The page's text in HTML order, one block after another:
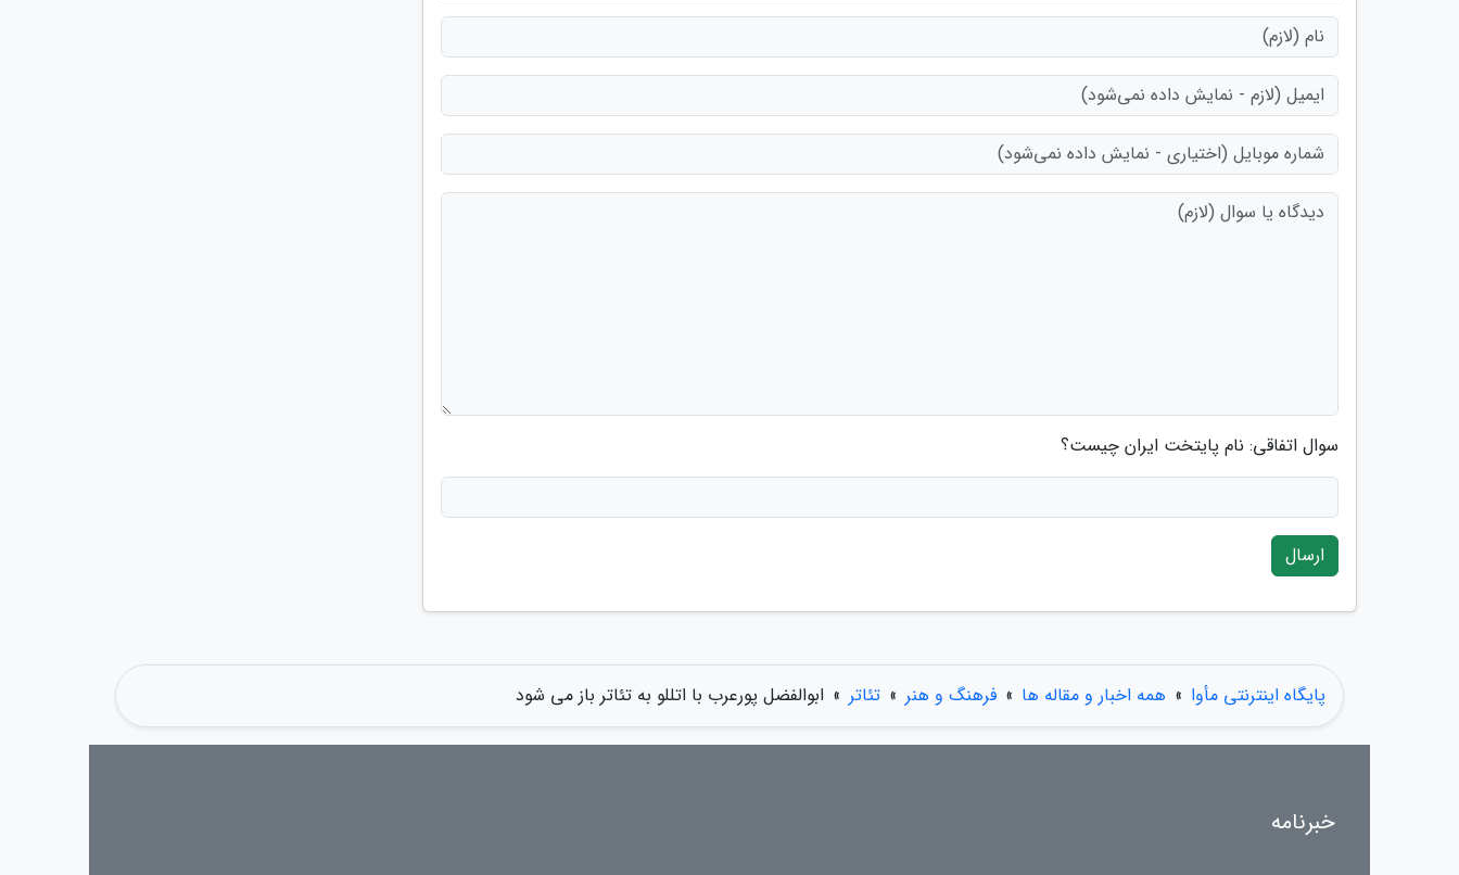
سوال اتفاقی: نام پایتخت ایران چیست؟
ارسال
پایگاه اینترنتی مأوا » همه اخبار و مقاله ها » فرهنگ و هنر » تئاتر » ابوالفضل پورعرب با اتللو به تئاتر باز می شود
خبرنامه